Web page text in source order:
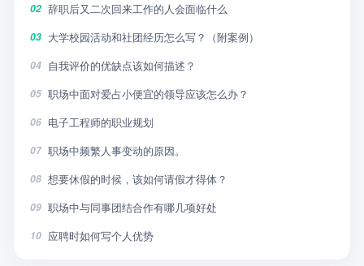
02 辞职后又二次回来工作的人会面临什么
03 大学校园活动和社团经历怎么写？（附案例）
04 自我评价的优缺点该如何描述？
05 职场中面对爱占小便宜的领导应该怎么办？
06 电子工程师的职业规划
07 职场中频繁人事变动的原因。
08 想要休假的时候，该如何请假才得体？
09 职场中与同事团结合作有哪几项好处
10 应聘时如何写个人优势